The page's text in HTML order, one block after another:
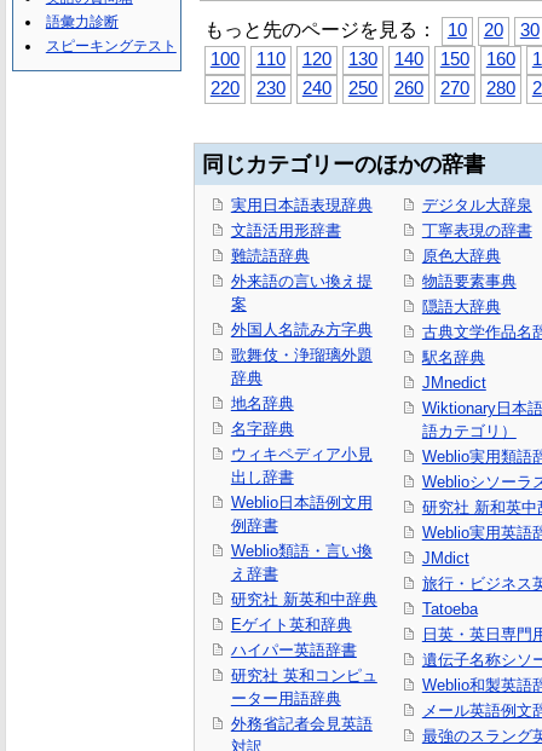
もっと先のページを見る： 10 20
30
100
110 120 130 140 150 160
220
230 240 250 260 270 280
同じカテゴリーのほかの辞書
実用日本語表現辞典
文語活用形辞書
難読語辞典
外来語の言い換え提
案
外国人名読み方字典
歌舞伎・浄瑠璃外題
辞典
地名辞典
名字辞典
ウィキペディア小見
出し辞書
Weblio日本語例文用
例辞書
Weblio類語・言い換
え辞書
研究社 新英和中辞典
Eゲイト英和辞典
ハイパー英語辞書
研究社 英和コンピュ
ーター用語辞典
外務省記者会見英語
対訳
デジタル大辞泉
丁寧表現の辞書
原色大辞典
物語要素事典
隠語大辞典
古典文学作品名
駅名辞典
JMnedict
Wiktionary日本
語カテゴリ）
Weblio実用類語
Weblioシソーラ
研究社 新和英中
Weblio実用英語
JMdict
旅行・ビジネス
Tatoeba
日英・英日専門
遺伝子名称シソ
Weblio和製英語
メール英語例文
最強のスラング
語彙力診断
スピーキングテスト